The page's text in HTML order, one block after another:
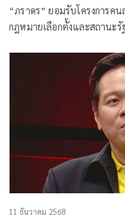
“ภราดร” ยอมรับโครงการค
กฎหมายเลือกตั้งและสถานะรั
11 ธันวาคม 2568